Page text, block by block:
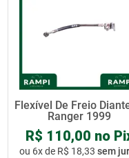
Flexível De Freio
Ranger 1999
R$ 110,00 no
ou 6x de R$ 18,33 sem